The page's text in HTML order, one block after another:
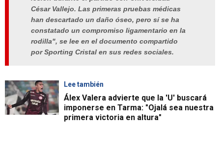
César Vallejo. Las primeras pruebas médicas
han descartado un daño óseo, pero sí se ha
constatado un compromiso ligamentario en la
rodilla", se lee en el documento compartido
por Sporting Cristal en sus redes sociales.
Lee también
Álex Valera advierte que la 'U' buscará
imponerse en Tarma: "Ojalá sea nuestra
primera victoria en altura"